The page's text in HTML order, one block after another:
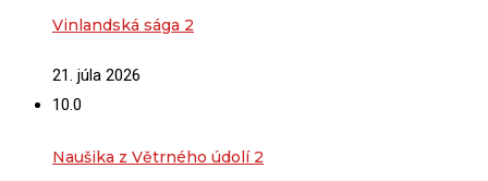
Vinlandská sága 2
21. júla 2026
10.0
Naušika z Větrného údolí 2